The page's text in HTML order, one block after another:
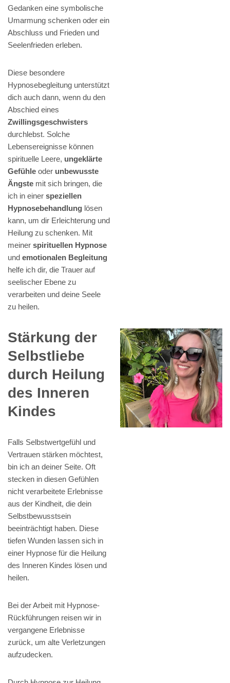
Gedanken eine symbolische
Umarmung schenken oder ein
Abschluss und Frieden und
Seelenfrieden erleben.
Diese besondere
Hypnosebegleitung unterstützt
dich auch dann, wenn du den
Abschied eines
Zwillingsgeschwisters
durchlebst. Solche
Lebensereignisse können
spirituelle Leere, ungeklärte
Gefühle oder unbewusste
Ängste mit sich bringen, die
ich in einer speziellen
Hypnosebehandlung lösen
kann, um dir Erleichterung und
Heilung zu schenken. Mit
meiner spirituellen Hypnose
und emotionalen Begleitung
helfe ich dir, die Trauer auf
seelischer Ebene zu
verarbeiten und deine Seele
zu heilen.
Stärkung der
Selbstliebe
durch Heilung
des Inneren
Kindes
Falls Selbstwertgefühl und
Vertrauen stärken möchtest,
bin ich an deiner Seite. Oft
stecken in diesen Gefühlen
nicht verarbeitete Erlebnisse
aus der Kindheit, die dein
Selbstbewusstsein
beeinträchtigt haben. Diese
tiefen Wunden lassen sich in
einer Hypnose für die Heilung
des Inneren Kindes lösen und
heilen.
Bei der Arbeit mit Hypnose-
Rückführungen reisen wir in
vergangene Erlebnisse
zurück, um alte Verletzungen
aufzudecken.